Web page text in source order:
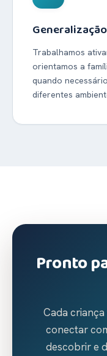
Trabalhamos
orientamos a
quando
diferentes
Pronto
Cada
conectar
descobrir e